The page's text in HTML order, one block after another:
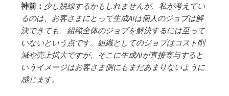
神前： 少し脱線するかもしれませんが、私が考えてい
るのは、お客さまにとって生成AIは個人のジョブは解
決できても、組織全体のジョブを解決するには至って
いないという点です。組織としてのジョブはコスト削
減や売上拡大ですが、そこに生成AIが直接寄与すると
いうイメージはお客さま側にもまだあまりないように
感じます。